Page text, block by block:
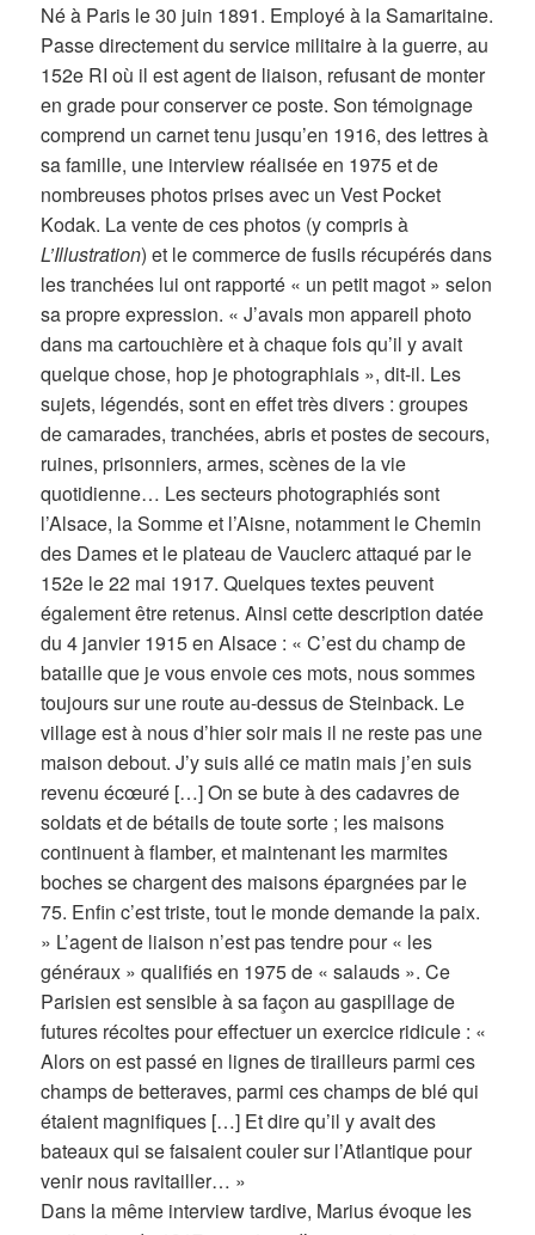
Né à Paris le 30 juin 1891. Employé à la Samaritaine.
Passe directement du service militaire à la guerre, au
152e RI où il est agent de liaison, refusant de monter
en grade pour conserver ce poste. Son témoignage
comprend un carnet tenu jusqu’en 1916, des lettres à
sa famille, une interview réalisée en 1975 et de
nombreuses photos prises avec un Vest Pocket
Kodak. La vente de ces photos (y compris à
L’Illustration) et le commerce de fusils récupérés dans
les tranchées lui ont rapporté « un petit magot » selon
sa propre expression. « J’avais mon appareil photo
dans ma cartouchière et à chaque fois qu’il y avait
quelque chose, hop je photographiais », dit-il. Les
sujets, légendés, sont en effet très divers : groupes
de camarades, tranchées, abris et postes de secours,
ruines, prisonniers, armes, scènes de la vie
quotidienne… Les secteurs photographiés sont
l’Alsace, la Somme et l’Aisne, notamment le Chemin
des Dames et le plateau de Vauclerc attaqué par le
152e le 22 mai 1917. Quelques textes peuvent
également être retenus. Ainsi cette description datée
du 4 janvier 1915 en Alsace : « C’est du champ de
bataille que je vous envoie ces mots, nous sommes
toujours sur une route au-dessus de Steinback. Le
village est à nous d’hier soir mais il ne reste pas une
maison debout. J’y suis allé ce matin mais j’en suis
revenu écœuré […] On se bute à des cadavres de
soldats et de bétails de toute sorte ; les maisons
continuent à flamber, et maintenant les marmites
boches se chargent des maisons épargnées par le
75. Enfin c’est triste, tout le monde demande la paix.
» L’agent de liaison n’est pas tendre pour « les
généraux » qualifiés en 1975 de « salauds ». Ce
Parisien est sensible à sa façon au gaspillage de
futures récoltes pour effectuer un exercice ridicule : «
Alors on est passé en lignes de tirailleurs parmi ces
champs de betteraves, parmi ces champs de blé qui
étaient magnifiques […] Et dire qu’il y avait des
bateaux qui se faisaient couler sur l’Atlantique pour
venir nous ravitailler… »
Dans la même interview tardive, Marius évoque les